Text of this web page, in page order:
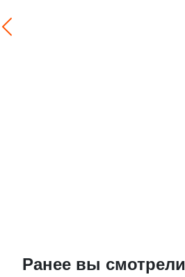
Ранее вы смотрели